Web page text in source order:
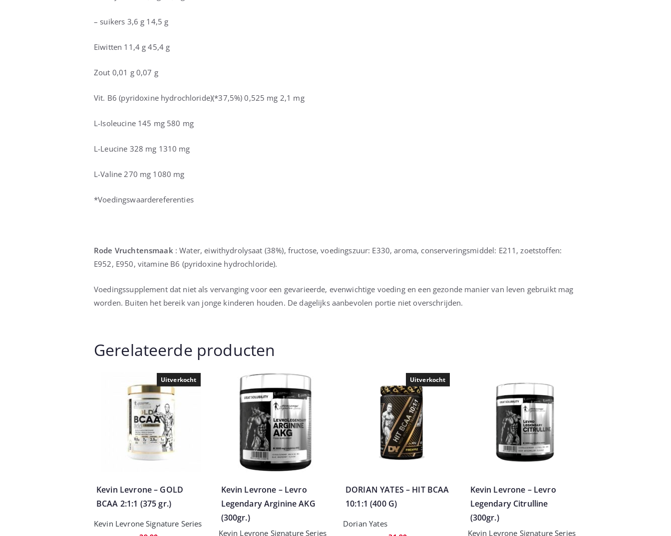
– suikers 3,6 g 14,5 g
Eiwitten 11,4 g 45,4 g
Zout 0,01 g 0,07 g
Vit. B6 (pyridoxine hydrochloride)(*37,5%) 0,525 mg 2,1 mg
L-Isoleucine 145 mg 580 mg
L-Leucine 328 mg 1310 mg
L-Valine 270 mg 1080 mg
*Voedingswaardereferenties
Rode Vruchtensmaak : Water, eiwithydrolysaat (38%), fructose, voedingszuur: E330, aroma, conserveringsmiddel: E211, zoetstoffen:
E952, E950, vitamine B6 (pyridoxine hydrochloride).
Voedingssupplement dat niet als vervanging voor een gevarieerde, evenwichtige voeding en een gezonde manier van leven gebruikt mag
worden. Buiten het bereik van jonge kinderen houden. De dagelijks aanbevolen portie niet overschrijden.
Gerelateerde producten
Uitverkocht
Kevin Levrone – GOLD
BCAA 2:1:1 (375 gr.)
Kevin Levrone Signature Series
Kevin Levrone – Levro
Legendary Arginine AKG
(300gr.)
Kevin Levrone Signature Series
Uitverkocht
DORIAN YATES – HIT BCAA
10:1:1 (400 G)
Dorian Yates
Kevin Levrone – Levro
Legendary Citrulline
(300gr.)
Kevin Levrone Signature Series